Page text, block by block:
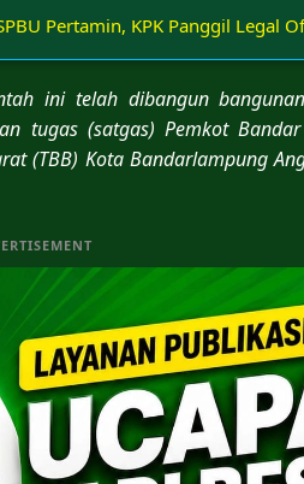
Pertamin, KPK Panggil Legal
ini telah dibangun
tugas (satgas) Pemkot
(TBB) Kota Bandarlampung